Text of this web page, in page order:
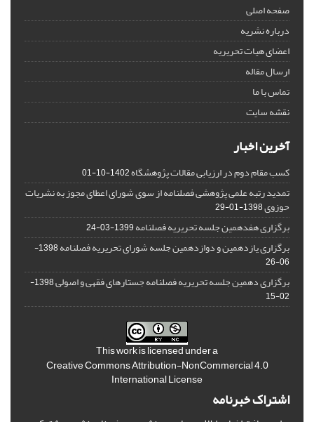
صفحه اصلی
درباره نشریه
اعضای هیات تحریریه
ارسال مقاله
تماس با ما
نقشه سایت
آخرین اخبار
کسب مقام دوم در ارزیابی مقالات پژوهشگاه1402-10-01
تمدید رتبه علمی پژوهشی فصلنامه از سوی شورای اعطای مجوز به نشریات
حوزوی1398-01-29
برگزاری هفدهمین جلسه تحریریه فصلنامه1399-03-24
برگزاری یازدهمین و دوازدهمین جلسه شورای تحریریه فصلنامه
1398-
06-26
برگزاری دهمین جلسه تحریریه فصلنامه جستارهای فقهی و اصولی
1398-
02-15
This work is licensed under a
Creative Commons Attribution-NonCommercial 4.0
International License
اشتراک خبرنامه